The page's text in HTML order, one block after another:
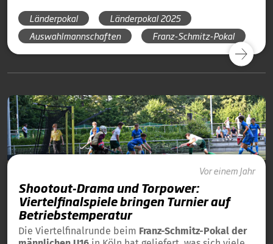
begeisterndem Hockey.
Länderpokal
Länderpokal 2025
Auswahlmannschaften
Franz-Schmitz-Pokal
Auswahlteams
Vor einem Jahr
Shootout-Drama und Torpower:
Viertelfinalspiele bringen Turnier auf
Betriebstemperatur
Die Viertelfinalrunde beim Franz-Schmitz-Pokal der